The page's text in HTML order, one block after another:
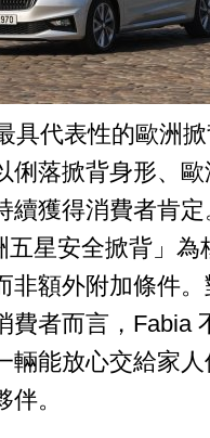
具代表性的歐洲
俐落掀背身形、
續獲得消費者肯
星安全掀背」為
非額外附加條件
費者而言，Fabia
輛能放心交給家
。